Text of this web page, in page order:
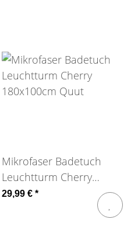
Mikrofaser Badetuch
Leuchtturm Cherry
180x100cm Quut
29,99 € *